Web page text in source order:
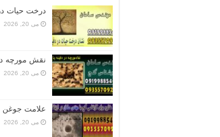
درخت حیات
می 20, 2026
نقش مورچه
می 20, 2026
علامت جوغن
می 20, 2026